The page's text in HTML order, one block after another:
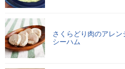
さくらどり肉のアレ
シーハム